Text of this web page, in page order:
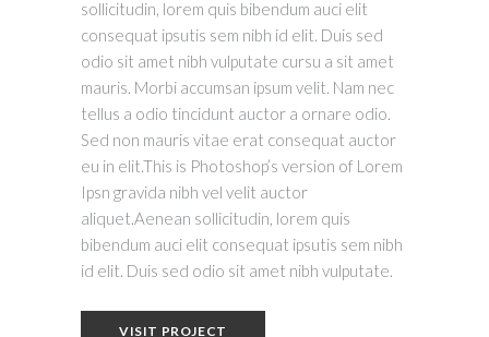
sollicitudin, lorem quis bibendum auci elit
consequat ipsutis sem nibh id elit. Duis sed
odio sit amet nibh vulputate cursu a sit amet
mauris. Morbi accumsan ipsum velit. Nam nec
tellus a odio tincidunt auctor a ornare odio.
Sed non mauris vitae erat consequat auctor
eu in elit.This is Photoshop’s version of Lorem
Ipsn gravida nibh vel velit auctor
aliquet.Aenean sollicitudin, lorem quis
bibendum auci elit consequat ipsutis sem nibh
id elit. Duis sed odio sit amet nibh vulputate.
VISIT PROJECT